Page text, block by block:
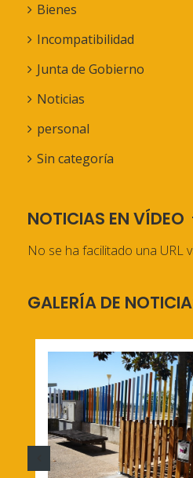
Bienes
Incompatibilidad
Junta de Gobierno
Noticias
personal
Sin categoría
NOTICIAS EN VÍDEO
No se ha facilitado una URL
GALERÍA DE